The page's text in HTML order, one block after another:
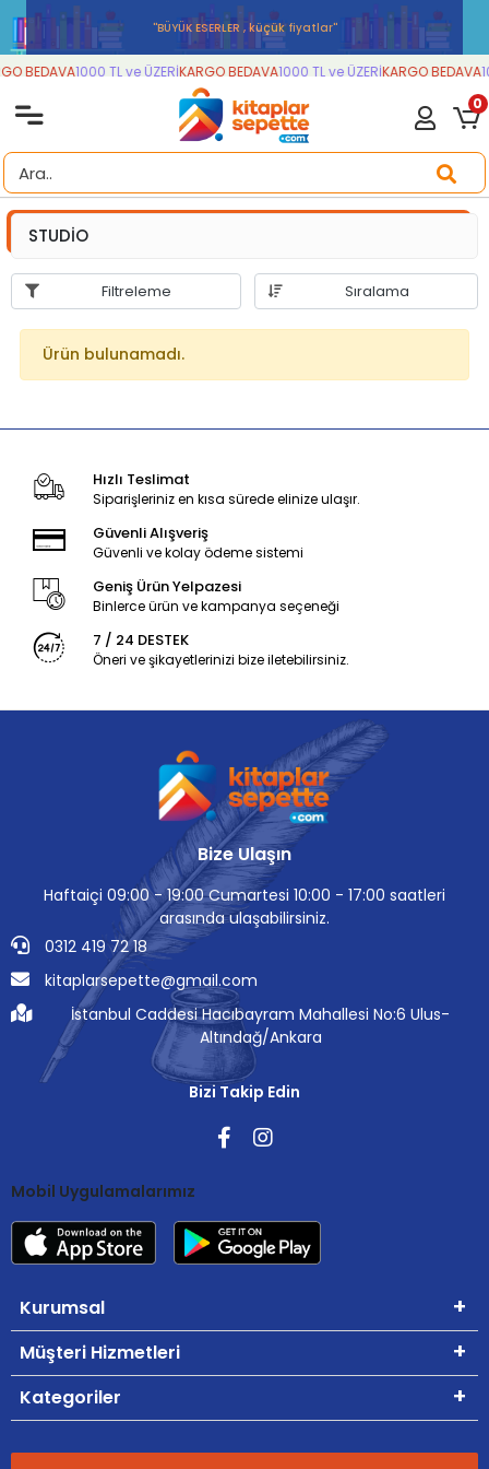
''BÜYÜK ESERLER , küçük fiyatlar''
BEDAVA1000 TL ve ÜZERİKARGO BEDAVA1000 TL ve ÜZERİKARGO BEDAVA
0
STUDİO
Filtreleme Sıralama
Ürün bulunamadı.
Hızlı Teslimat
Siparişleriniz en kısa sürede elinize ulaşır.
Güvenli Alışveriş
Güvenli ve kolay ödeme sistemi
Geniş Ürün Yelpazesi
Binlerce ürün ve kampanya seçeneği
7 / 24 DESTEK
Öneri ve şikayetlerinizi bize iletebilirsiniz.
Bize Ulaşın
Haftaiçi 09:00 - 19:00 Cumartesi 10:00 - 17:00 saatleri
arasında ulaşabilirsiniz.
0312 419 72 18
kitaplarsepette@gmail.com
İstanbul Caddesi Hacıbayram Mahallesi No:6 Ulus-
Altındağ/Ankara
Bizi Takip Edin
Mobil Uygulamalarımız
Kurumsal
Müşteri Hizmetleri
Kategoriler